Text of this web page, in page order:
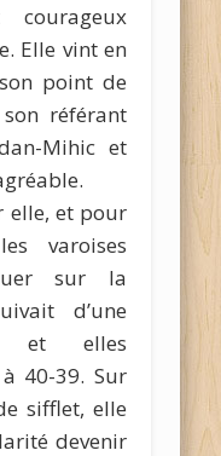
courageux
Elle vint en
point de
référant
Mihic et
elle, et pour
varoises
sur la
d’une
et elles
40-39. Sur
sifflet, elle
devenir